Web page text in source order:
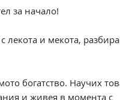
за начало!
лекота и мекота,
богатство. Научих
и живея в момента с